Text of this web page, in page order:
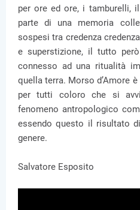
per ore ed ore, i tamburelli,
parte di una memoria
sospesi tra credenza
e superstizione, il tutto
connesso ad una ritualità
quella terra. Morso d’Amore
per tutti coloro che si
fenomeno antropologico
essendo questo il risultato
genere.
Salvatore Esposito